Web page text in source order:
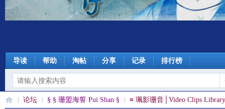
导读 帮助 淘帖 分享 记录 排行榜
论坛 § § 珊盟海誓 Pui Shan § ≡ 珮影珊音│Video Clips